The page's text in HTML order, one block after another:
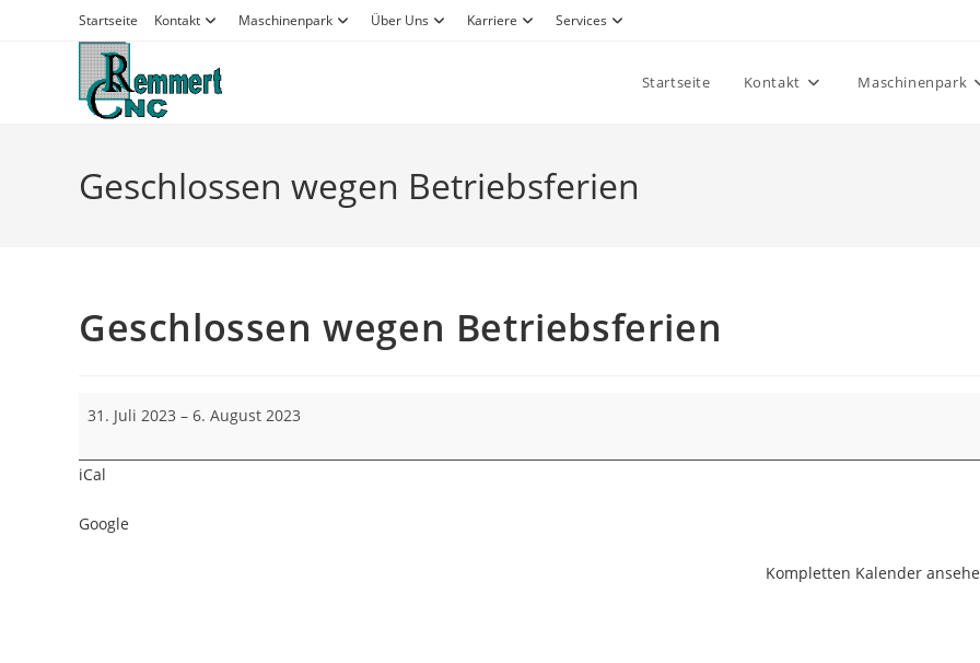
Startseite Kontakt Maschinenpark Über Uns Karriere Services
Startseite Kontakt Maschinenpark
Geschlossen wegen Betriebsferien
Geschlossen wegen Betriebsferien
Geschlossen
Betriebsferien
31. Juli 2023 – 6. August 2023
iCal
Google
Kompletten Kalender